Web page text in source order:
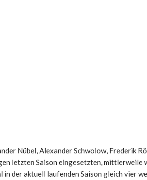
Nübel, Alexander Schwolow, Frederik
letzten Saison eingesetzten, mittlerweile
in der aktuell laufenden Saison gleich vier